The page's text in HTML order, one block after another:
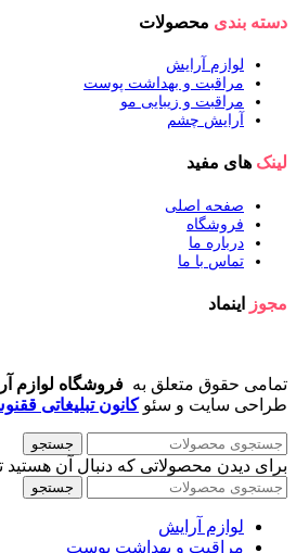
دسته بندی محصولات
لوازم آرایش
مراقبت و بهداشت پوست
مراقبت و زیبایی مو
آرایش چشم
لینک های مفید
صفحه اصلی
فروشگاه
درباره ما
تماس با ما
مجوز اینماد
تمامی حقوق متعلق به فروشگاه لوازم
طراحی سایت و سئوکانون تبلیغاتی
جستجو
برای دیدن محصولاتی که دنبال آن هستید
جستجو
لوازم آرایش
مراقبت و بهداشت پوست